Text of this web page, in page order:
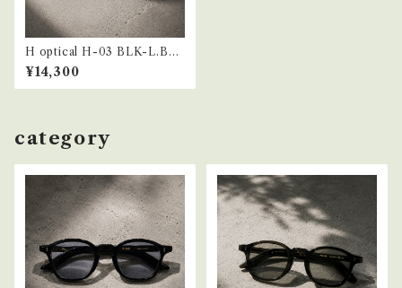
H optical H-03 BLK-L.BL
U
¥14,300
category